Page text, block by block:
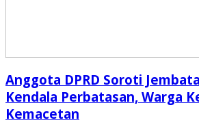
Anggota DPRD Soroti
Kendala Perbatasan, Warga
Kemacetan